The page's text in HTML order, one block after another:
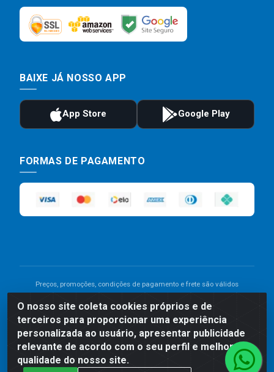
O nosso site coleta cookies próprios e de
terceiros para proporcionar uma experiência
personalizada ao usuário, apresentar publicidade
relevante de acordo com o seu perfil e melhorar a
qualidade do nosso site.
BAIXE JÁ NOSSO APP
FORMAS DE PAGAMENTO
Preços, promoções, condições de pagamento e frete são válidos
divergência de preço de um produto, será válido o preço que for
exibido no carrinho de compras do site no momento do pagamento.
As vendas estão sujeitas a análise e disponibilidade do estoque.
Imagens de produtos meramente ilustrativas.
Comercial de Construção 2001 LTDA - Av. Congresso